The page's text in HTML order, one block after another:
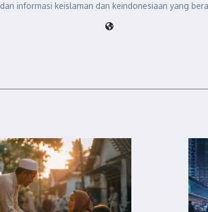
informasi keislaman dan keindonesiaan yang